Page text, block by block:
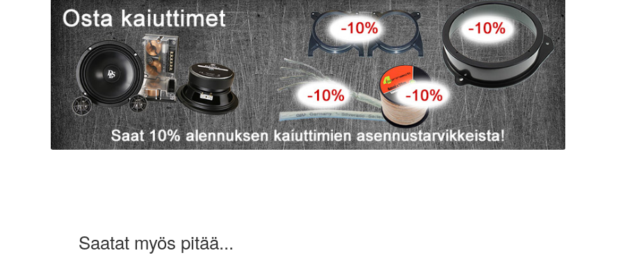
Saatat myös pitää...